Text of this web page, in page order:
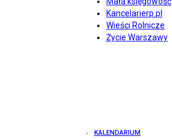
Kancelarierp.pl
Wieści Rolnicze
Życie Warszawy
KALENDARIUM